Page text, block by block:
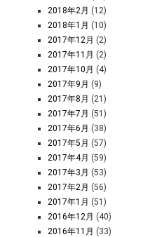
2018年2月 (12)
2018年1月 (10)
2017年12月 (2)
2017年11月 (2)
2017年10月 (4)
2017年9月 (9)
2017年8月 (21)
2017年7月 (51)
2017年6月 (38)
2017年5月 (57)
2017年4月 (59)
2017年3月 (53)
2017年2月 (56)
2017年1月 (51)
2016年12月 (40)
2016年11月 (33)